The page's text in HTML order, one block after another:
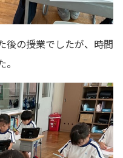
後の授業でしたが、時間